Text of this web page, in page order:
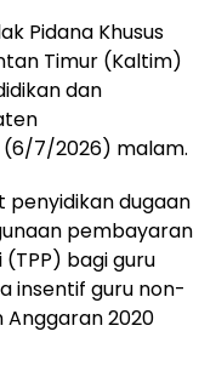
Pidana Khusus
Timur (Kaltim)
dan
(6/7/2026) malam.
penyidikan dugaan
pembayaran
bagi guru
insentif guru non-
Anggaran 2020